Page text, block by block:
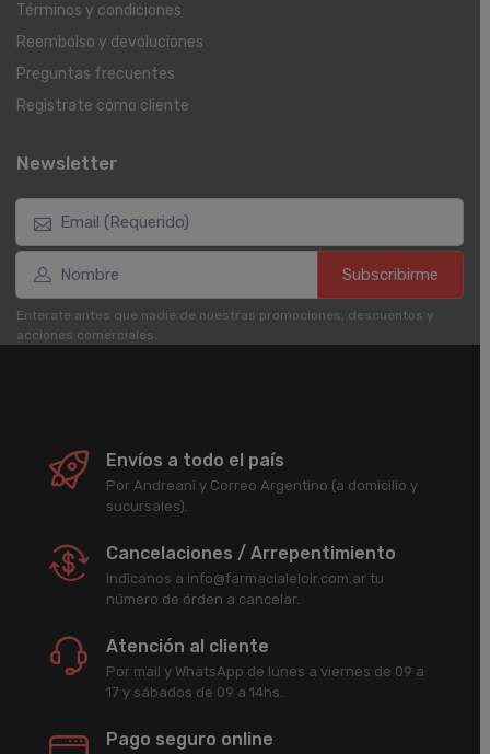
Términos y condiciones
Reembolso y devoluciones
Preguntas frecuentes
Registrate como cliente
Newsletter
Subscribirme
Enterate antes que nadie de nuestras promociones, descuentos y
acciones comerciales.
Envíos a todo el país
Por Andreani y Correo Argentino (a domicilio y
sucursales).
Cancelaciones / Arrepentimiento
Indicanos a info@farmacialeloir.com.ar tu
número de órden a cancelar.
Atención al cliente
Por mail y WhatsApp de lunes a viernes de 09 a
17 y sábados de 09 a 14hs.
Pago seguro online